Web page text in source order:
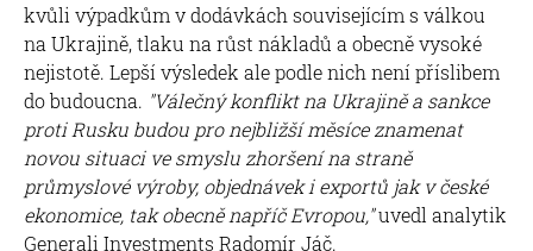
kvůli výpadkům v dodávkách souvisejícím s válkou
na Ukrajině, tlaku na růst nákladů a obecně vysoké
nejistotě. Lepší výsledek ale podle nich není příslibem
do budoucna. "Válečný konflikt na Ukrajině a sankce
proti Rusku budou pro nejbližší měsíce znamenat
novou situaci ve smyslu zhoršení na straně
průmyslové výroby, objednávek i exportů jak v české
ekonomice, tak obecně napříč Evropou,"uvedl analytik
Generali Investments Radomír Jáč.